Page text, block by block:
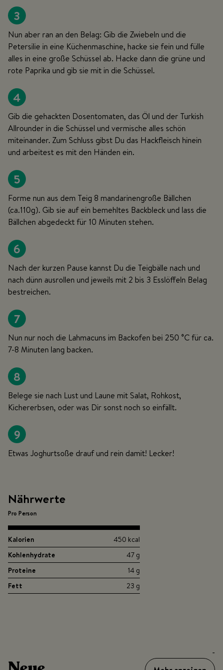
3
Nun aber ran an den Belag: Gib die Zwiebeln und die
Petersilie in eine Küchenmaschine, hacke sie fein und fülle
alles in eine große Schüssel ab. Hacke dann die grüne und
rote Paprika und gib sie mit in die Schüssel.
4
Gib die gehackten Dosentomaten, das Öl und der Turkish
Allrounder in die Schüssel und vermische alles schön
miteinander. Zum Schluss gibst Du das Hackfleisch hinein
und arbeitest es mit den Händen ein.
5
Forme nun aus dem Teig 8 mandarinengroße Bällchen
(ca.110g). Gib sie auf ein bemehltes Backbleck und lass die
Bällchen abgedeckt für 10 Minuten stehen.
6
Nach der kurzen Pause kannst Du die Teigbälle nach und
nach dünn ausrollen und jeweils mit 2 bis 3 Esslöffeln Belag
bestreichen.
7
Nun nur noch die Lahmacuns im Backofen bei 250 °C für ca.
7-8 Minuten lang backen.
8
Belege sie nach Lust und Laune mit Salat, Rohkost,
Kichererbsen, oder was Dir sonst noch so einfällt.
9
Etwas Joghurtsoße drauf und rein damit! Lecker!
Nährwerte
Pro Person
Kalorien
450 kcal
Kohlenhydrate
47 g
Proteine
14 g
Fett
23 g
-